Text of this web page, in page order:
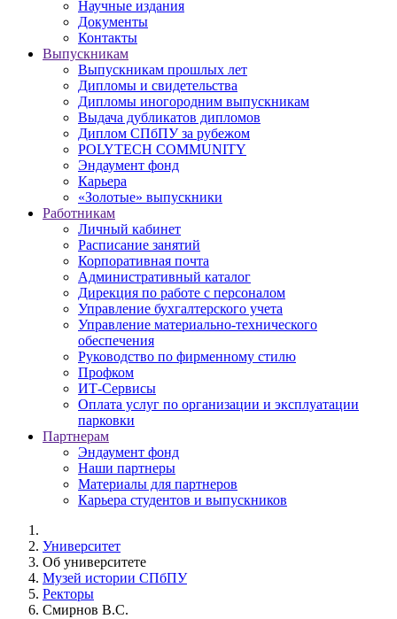
Научные издания
Документы
Контакты
Выпускникам
Выпускникам прошлых лет
Дипломы и свидетельства
Дипломы иногородним выпускникам
Выдача дубликатов дипломов
Диплом СПбПУ за рубежом
POLYTECH COMMUNITY
Эндаумент фонд
Карьера
«Золотые» выпускники
Работникам
Личный кабинет
Расписание занятий
Корпоративная почта
Административный каталог
Дирекция по работе с персоналом
Управление бухгалтерского учета
Управление материально-технического
обеспечения
Руководство по фирменному стилю
Профком
ИТ-Сервисы
Оплата услуг по организации и эксплуатации
парковки
Партнерам
Эндаумент фонд
Наши партнеры
Материалы для партнеров
Карьера студентов и выпускников
Университет
Об университете
Музей истории СПбПУ
Ректоры
Смирнов В.С.